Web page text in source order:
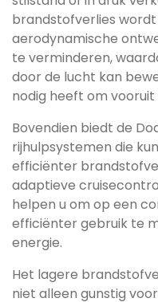
brandstofverlies
aerodynamische
te verminderen,
door de lucht kan
nodig heeft om
Bovendien biedt de
rijhulpsystemen die
efficiënter
adaptieve
helpen u om op een
efficiënter gebruik te
energie.
Het lagere
niet alleen gunstig